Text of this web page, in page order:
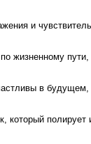
и
жизненному
в
который